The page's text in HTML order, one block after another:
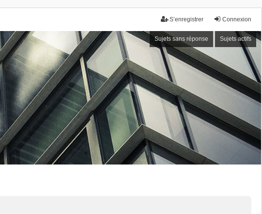
Connexion
S’enregistrer
Sujets sans réponse Sujets actifs